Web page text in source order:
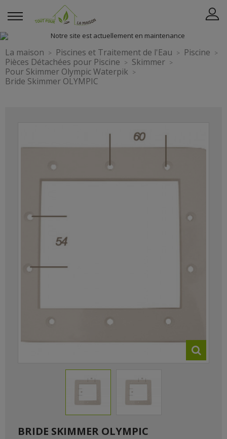
La maison Piscines et Traitement de l'Eau
Piscine
Pièces Détachées pour Piscine
Skimmer
Pour Skimmer Olympic Waterpik
Bride Skimmer OLYMPIC
BRIDE SKIMMER OLYMPIC